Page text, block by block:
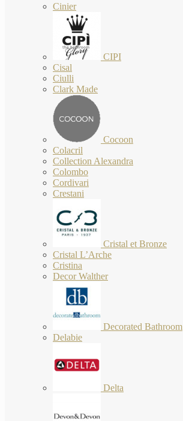
Cinier
CIPI
Cisal
Ciulli
Clark Made
Cocoon
Colacril
Collection Alexandra
Colombo
Cordivari
Crestani
Cristal et Bronze
Cristal L’Arche
Cristina
Decor Walther
Decorated Bathroom
Delabie
Delta